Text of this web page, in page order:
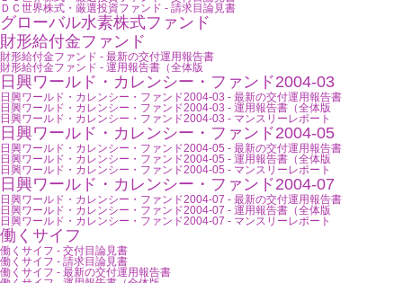
ＤＣ世界株式・厳選投資ファンド - 請求目論見書
グローバル水素株式ファンド
財形給付金ファンド
財形給付金ファンド - 最新の交付運用報告書
財形給付金ファンド - 運用報告書（全体版
日興ワールド・カレンシー・ファンド2004-03
日興ワールド・カレンシー・ファンド2004-03 - 最新の交付運用報告書
日興ワールド・カレンシー・ファンド2004-03 - 運用報告書（全体版
日興ワールド・カレンシー・ファンド2004-03 - マンスリーレポート
日興ワールド・カレンシー・ファンド2004-05
日興ワールド・カレンシー・ファンド2004-05 - 最新の交付運用報告書
日興ワールド・カレンシー・ファンド2004-05 - 運用報告書（全体版
日興ワールド・カレンシー・ファンド2004-05 - マンスリーレポート
日興ワールド・カレンシー・ファンド2004-07
日興ワールド・カレンシー・ファンド2004-07 - 最新の交付運用報告書
日興ワールド・カレンシー・ファンド2004-07 - 運用報告書（全体版
日興ワールド・カレンシー・ファンド2004-07 - マンスリーレポート
働くサイフ
働くサイフ - 交付目論見書
働くサイフ - 請求目論見書
働くサイフ - 最新の交付運用報告書